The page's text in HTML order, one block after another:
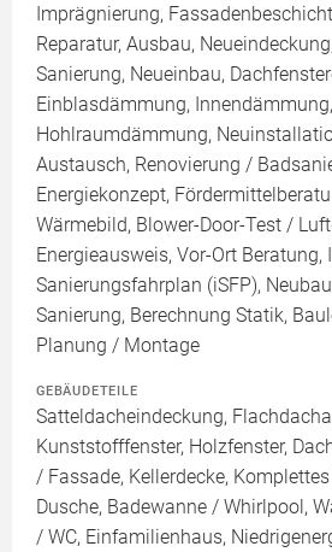
Imprägnierung,
Reparatur, Ausbau,
Sanierung, Neueinbau,
Einblasdämmung, Innendämmung,
Hohlraumdämmung,
Austausch, Renovierung /
Energiekonzept,
Wärmebild, Blower-Door-Test /
Energieausweis, Vor-Ort Beratung,
Sanierungsfahrplan (iSFP),
Sanierung, Berechnung Statik,
Planung / Montage
GEBÄUDETEILE
Satteldacheindeckung,
Kunststofffenster, Holzfenster,
/ Fassade, Kellerdecke,
Dusche, Badewanne / Whirlpool,
/ WC, Einfamilienhaus,